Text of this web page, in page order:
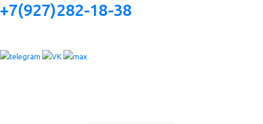
+7(927)282-18-38